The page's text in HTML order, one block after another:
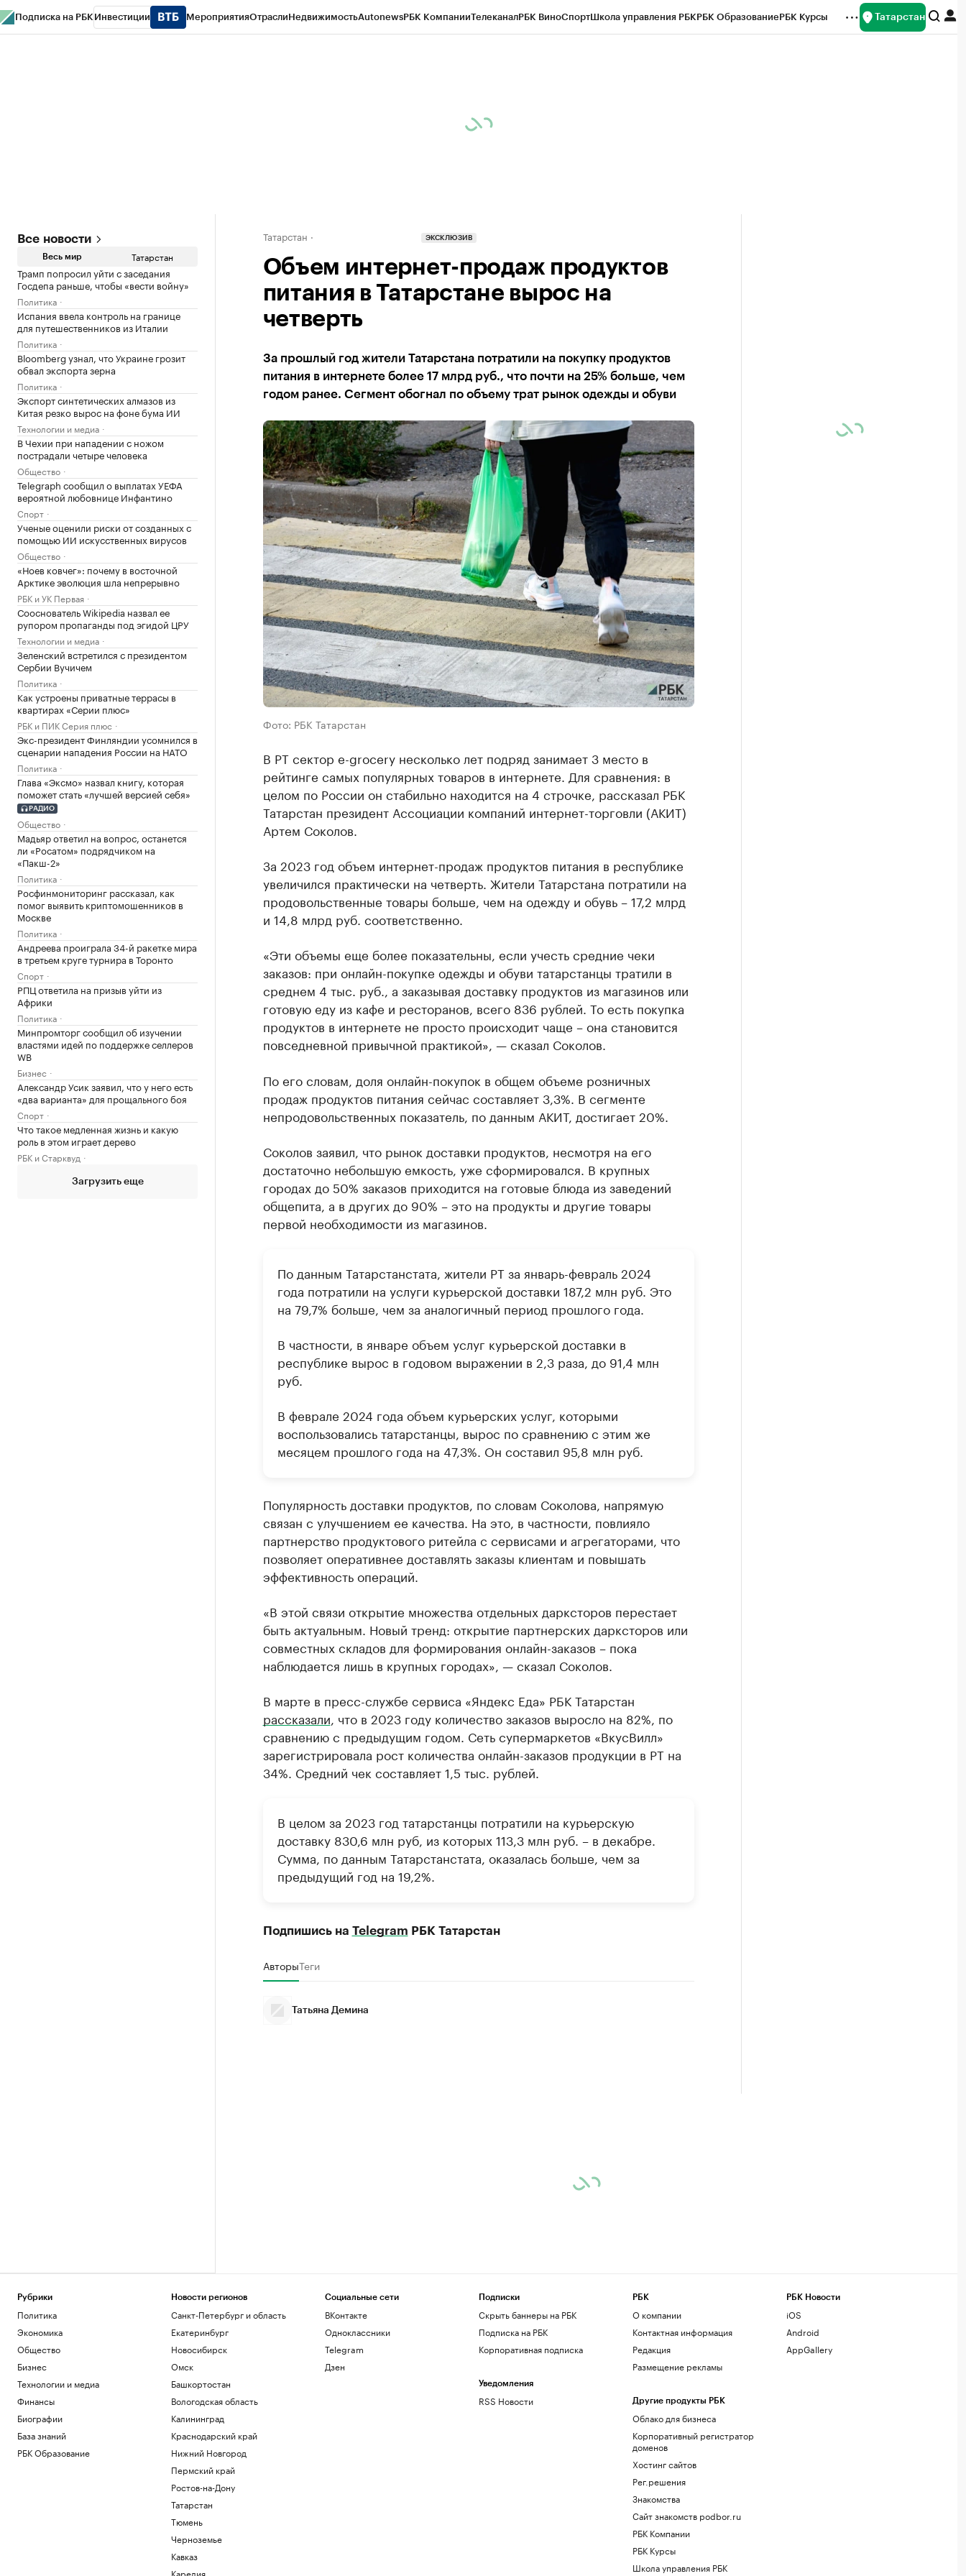
Подписка на РБК Инвестиции МероприятияОтраслиНедвижимостьAutonewsРБК КомпанииТелеканалРБК ВиноСпортШкола управления РБКРБК ОбразованиеРБК Курсы Татарстан
Все новости
Весь мир Татарстан
Трамп попросил уйти с заседания
Госдепа раньше, чтобы «вести войну»
Политика
Испания ввела контроль на границе
для путешественников из Италии
Политика
Bloomberg узнал, что Украине грозит
обвал экспорта зерна
Политика
Экспорт синтетических алмазов из
Китая резко вырос на фоне бума ИИ
Технологии и медиа
В Чехии при нападении с ножом
пострадали четыре человека
Общество
Telegraph сообщил о выплатах УЕФА
вероятной любовнице Инфантино
Спорт
Ученые оценили риски от созданных с
помощью ИИ искусственных вирусов
Общество
«Ноев ковчег»: почему в восточной
Арктике эволюция шла непрерывно
РБК и УК Первая
Сооснователь Wikipedia назвал ее
рупором пропаганды под эгидой ЦРУ
Технологии и медиа
Зеленский встретился с президентом
Сербии Вучичем
Политика
Как устроены приватные террасы в
квартирах «Серии плюс»
РБК и ПИК Серия плюс
Экс-президент Финляндии усомнился в
сценарии нападения России на НАТО
Политика
Глава «Эксмо» назвал книгу, которая
поможет стать «лучшей версией себя»
РАДИО
Общество
Мадьяр ответил на вопрос, останется
ли «Росатом» подрядчиком на
«Пакш-2»
Политика
Росфинмониторинг рассказал, как
помог выявить криптомошенников в
Москве
Политика
Андреева проиграла 34-й ракетке мира
в третьем круге турнира в Торонто
Спорт
РПЦ ответила на призыв уйти из
Африки
Политика
Минпромторг сообщил об изучении
властями идей по поддержке селлеров
WB
Бизнес
Александр Усик заявил, что у него есть
«два варианта» для прощального боя
Спорт
Что такое медленная жизнь и какую
роль в этом играет дерево
РБК и Старквуд
Загрузить еще
Татарстан ЭКСКЛЮЗИВ
Объем интернет-продаж продуктов
питания в Татарстане вырос на
четверть
За прошлый год жители Татарстана потратили на покупку продуктов
питания в интернете более 17 млрд руб., что почти на 25% больше, чем
годом ранее. Сегмент обогнал по объему трат рынок одежды и обуви
Фото: РБК Татарстан
В РТ сектор e-grocery несколько лет подряд занимает 3 место в
рейтинге самых популярных товаров в интернете. Для сравнения: в
целом по России он стабильно находится на 4 строчке, рассказал РБК
Татарстан президент Ассоциации компаний интернет-торговли (АКИТ)
Артем Соколов.
За 2023 год объем интернет-продаж продуктов питания в республике
увеличился практически на четверть. Жители Татарстана потратили на
продовольственные товары больше, чем на одежду и обувь – 17,2 млрд
и 14,8 млрд руб. соответственно.
«Эти объемы еще более показательны, если учесть средние чеки
заказов: при онлайн-покупке одежды и обуви татарстанцы тратили в
среднем 4 тыс. руб., а заказывая доставку продуктов из магазинов или
готовую еду из кафе и ресторанов, всего 836 рублей. То есть покупка
продуктов в интернете не просто происходит чаще – она становится
повседневной привычной практикой», — сказал Соколов.
По его словам, доля онлайн-покупок в общем объеме розничных
продаж продуктов питания сейчас составляет 3,3%. В сегменте
непродовольственных показатель, по данным АКИТ, достигает 20%.
Соколов заявил, что рынок доставки продуктов, несмотря на его
достаточно небольшую емкость, уже сформировался. В крупных
городах до 50% заказов приходится на готовые блюда из заведений
общепита, а в других до 90% – это на продукты и другие товары
первой необходимости из магазинов.
По данным Татарстанстата, жители РТ за январь-февраль 2024
года потратили на услуги курьерской доставки 187,2 млн руб. Это
на 79,7% больше, чем за аналогичный период прошлого года.
В частности, в январе объем услуг курьерской доставки в
республике вырос в годовом выражении в 2,3 раза, до 91,4 млн
руб.
В феврале 2024 года объем курьерских услуг, которыми
воспользовались татарстанцы, вырос по сравнению с этим же
месяцем прошлого года на 47,3%. Он составил 95,8 млн руб.
Популярность доставки продуктов, по словам Соколова, напрямую
связан с улучшением ее качества. На это, в частности, повлияло
партнерство продуктового ритейла с сервисами и агрегаторами, что
позволяет оперативнее доставлять заказы клиентам и повышать
эффективность операций.
«В этой связи открытие множества отдельных дарксторов перестает
быть актуальным. Новый тренд: открытие партнерских дарксторов или
совместных складов для формирования онлайн-заказов – пока
наблюдается лишь в крупных городах», — сказал Соколов.
В марте в пресс-службе сервиса «Яндекс Еда» РБК Татарстан
рассказали , что в 2023 году количество заказов выросло на 82%, по
сравнению с предыдущим годом. Сеть супермаркетов «ВкусВилл»
зарегистрировала рост количества онлайн-заказов продукции в РТ на
34%. Средний чек составляет 1,5 тыс. рублей.
В целом за 2023 год татарстанцы потратили на курьерскую
доставку 830,6 млн руб, из которых 113,3 млн руб. – в декабре.
Сумма, по данным Татарстанстата, оказалась больше, чем за
предыдущий год на 19,2%.
Подпишись на Telegram РБК Татарстан
АвторыТеги
Татьяна Демина
Рубрики
Политика
Экономика
Общество
Бизнес
Технологии и медиа
Финансы
Биографии
База знаний
РБК Образование
Новости регионов
Санкт-Петербург и область
Екатеринбург
Новосибирск
Омск
Башкортостан
Вологодская область
Калининград
Краснодарский край
Нижний Новгород
Пермский край
Ростов-на-Дону
Татарстан
Тюмень
Черноземье
Кавказ
Карелия
Социальные сети
ВКонтакте
Одноклассники
Telegram
Дзен
Подписки
Скрыть баннеры на РБК
Подписка на РБК
Корпоративная подписка
Уведомления
RSS Новости
РБК
О компании
Контактная информация
Редакция
Размещение рекламы
Другие продукты РБК
Облако для бизнеса
Корпоративный регистратор
доменов
Хостинг сайтов
Рег.решения
Знакомства
Сайт знакомств podbor.ru
РБК Компании
РБК Курсы
Школа управления РБК
РБК Новости
iOS
Android
AppGallery